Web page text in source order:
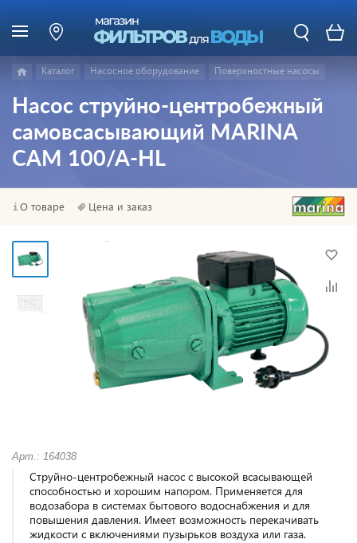
Каталог Насосное оборудование Поверхностные насосы
Насос струйно-центробежный
самовсасывающий MARINA
CAM 100/A-HL
О товаре Цена и заказ
Арт.: 164038
Струйно-центробежный насос с высокой всасывающей
способностью и хорошим напором. Применяется для
водозабора в системах бытового водоснабжения и для
повышения давления. Имеет возможность перекачивать
жидкости с включениями пузырьков воздуха или газа.